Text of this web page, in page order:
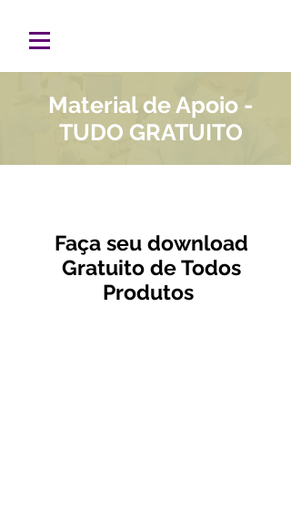
Material de Apoio -
TUDO GRATUITO
Faça seu download
Gratuito de Todos
Produtos